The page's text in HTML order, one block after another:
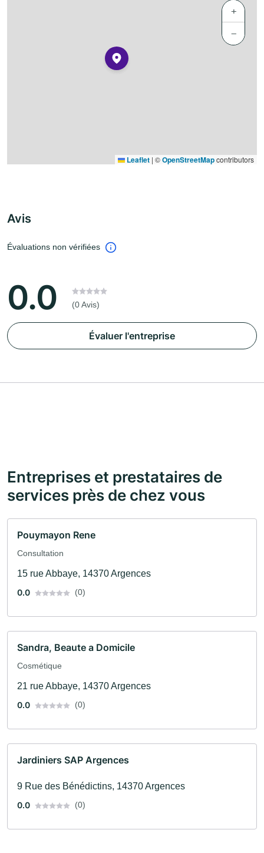
+
−
Leaflet | ©OpenStreetMapcontributors
Avis
Évaluations non vérifiées
0.0 (0 Avis)
Évaluer l'entreprise
Entreprises et prestataires de
services près de chez vous
Pouymayon Rene
Consultation
15 rue Abbaye, 14370 Argences
0.0
(0)
Sandra, Beaute a Domicile
Cosmétique
21 rue Abbaye, 14370 Argences
0.0
(0)
Jardiniers SAP Argences
9 Rue des Bénédictins, 14370 Argences
0.0
(0)